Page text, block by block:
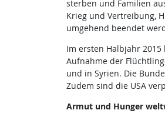
sterben und Familien
Krieg und Vertreibung,
umgehend beendet
Im ersten Halbjahr
Aufnahme der
und in Syrien. Die
Zudem sind die USA
Armut und Hunger